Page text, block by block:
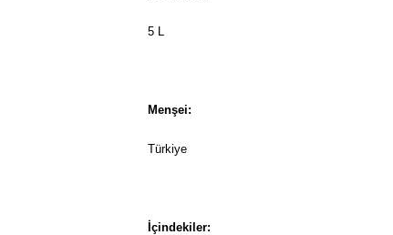
5 L
Menşei:
Türkiye
İçindekiler: